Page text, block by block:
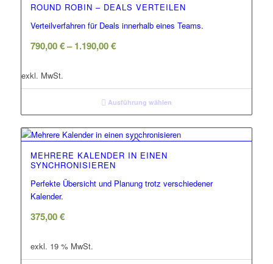
ROUND ROBIN – DEALS VERTEILEN
Verteilverfahren für Deals innerhalb eines Teams.
790,00€–1.190,00€
exkl. MwSt.
Ausführung wählen
MEHRERE KALENDER IN EINEN
SYNCHRONISIEREN
Perfekte Übersicht und Planung trotz verschiedener
Kalender.
375,00€
exkl. 19 % MwSt.